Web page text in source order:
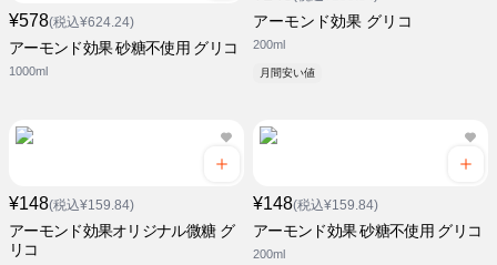
¥578(税込¥624.24)
アーモンド効果 砂糖不使用 グリコ
1000ml
アーモンド効果 グリコ
200ml
月間安い値
¥148(税込¥159.84)
アーモンド効果オリジナル微糖 グ
リコ
¥148(税込¥159.84)
アーモンド効果 砂糖不使用 グリコ
200ml